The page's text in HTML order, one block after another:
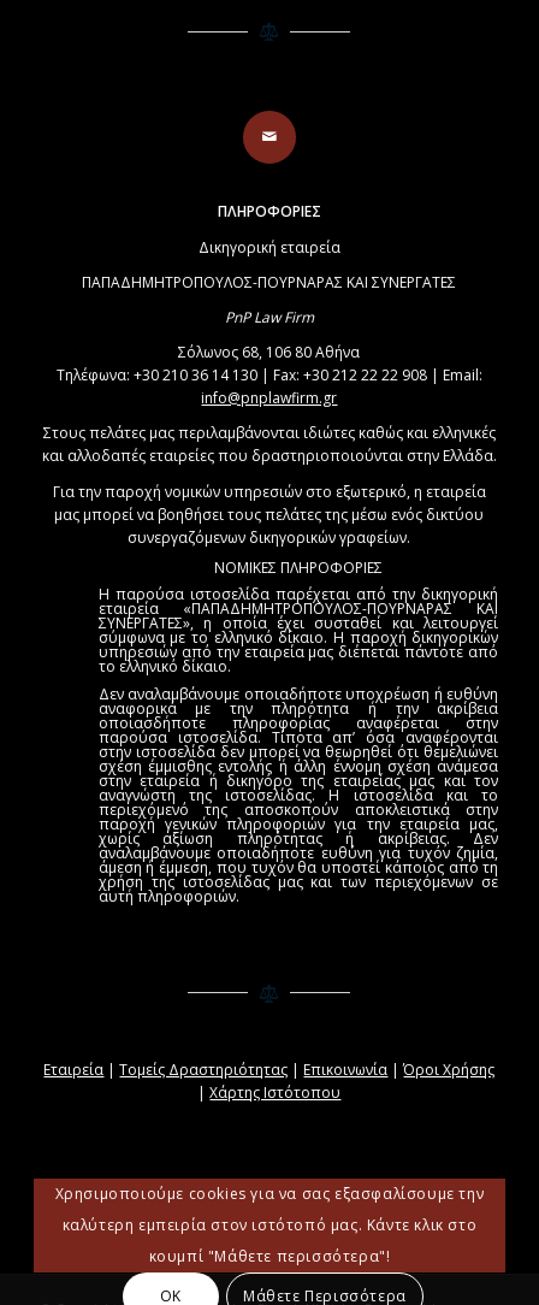
ΠΛΗΡΟΦΟΡΙΕΣ
Δικηγορική εταιρεία
ΠΑΠΑΔΗΜΗΤΡΟΠΟΥΛΟΣ-ΠΟΥΡΝΑΡΑΣ ΚΑΙ ΣΥΝΕΡΓΑΤΕΣ
PnP Law Firm
Σόλωνος 68, 106 80 Αθήνα
Τηλέφωνα: +30 210 36 14 130 | Fax: +30 212 22 22 908 | Email:
info@pnplawfirm.gr
Στους πελάτες μας περιλαμβάνονται ιδιώτες καθώς και ελληνικές
και αλλοδαπές εταιρείες που δραστηριοποιούνται στην Ελλάδα.
Για την παροχή νομικών υπηρεσιών στο εξωτερικό, η εταιρεία
μας μπορεί να βοηθήσει τους πελάτες της μέσω ενός δικτύου
συνεργαζόμενων δικηγορικών γραφείων.
ΝΟΜΙΚΕΣ ΠΛΗΡΟΦΟΡΙΕΣ
Η παρούσα ιστοσελίδα παρέχεται από την δικηγορική
εταιρεία «ΠΑΠΑΔΗΜΗΤΡΟΠΟΥΛΟΣ-ΠΟΥΡΝΑΡΑΣ ΚΑΙ
ΣΥΝΕΡΓΑΤΕΣ», η οποία έχει συσταθεί και λειτουργεί
σύμφωνα με το ελληνικό δίκαιο. Η παροχή δικηγορικών
υπηρεσιών από την εταιρεία μας διέπεται πάντοτε από
το ελληνικό δίκαιο.
Δεν αναλαμβάνουμε οποιαδήποτε υποχρέωση ή ευθύνη
αναφορικά με την πληρότητα ή την ακρίβεια
οποιασδήποτε πληροφορίας αναφέρεται στην
παρούσα ιστοσελίδα. Τίποτα απ’ όσα αναφέρονται
στην ιστοσελίδα δεν μπορεί να θεωρηθεί ότι θεμελιώνει
σχέση έμμισθης εντολής ή άλλη έννομη σχέση ανάμεσα
στην εταιρεία ή δικηγόρο της εταιρείας μας και τον
αναγνώστη της ιστοσελίδας. Η ιστοσελίδα και το
περιεχόμενό της αποσκοπούν αποκλειστικά στην
παροχή γενικών πληροφοριών για την εταιρεία μας,
χωρίς αξίωση πληρότητας ή ακρίβειας. Δεν
αναλαμβάνουμε οποιαδήποτε ευθύνη για τυχόν ζημία,
άμεση ή έμμεση, που τυχόν θα υποστεί κάποιος από τη
χρήση της ιστοσελίδας μας και των περιεχόμενων σε
αυτή πληροφοριών.
Εταιρεία |Τομείς Δραστηριότητας |Επικοινωνία |Όροι Χρήσης
|Χάρτης Ιστότοπου
Χρησιμοποιούμε cookies για να σας εξασφαλίσουμε την
καλύτερη εμπειρία στον ιστότοπό μας. Κάντε κλικ στο
κουμπί "Μάθετε περισσότερα"!
OK
Μάθετε Περισσότερα